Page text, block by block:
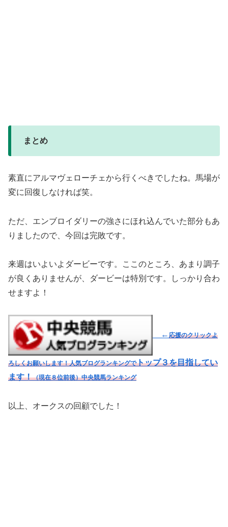
まとめ
素直にアルマヴェローチェから行くべきでしたね。馬場が
変に回復しなければ笑。
ただ、エンブロイダリーの強さにほれ込んでいた部分もあ
りましたので、今回は完敗です。
来週はいよいよダービーです。ここのところ、あまり調子
が良くありませんが、ダービーは特別です。しっかり合わ
せますよ！
← 応援のクリックよ
ろしくお願いします！人気ブログランキングでトップ３を目指してい
ます！（現在８位前後）中央競馬ランキング
以上、オークスの回顧でした！